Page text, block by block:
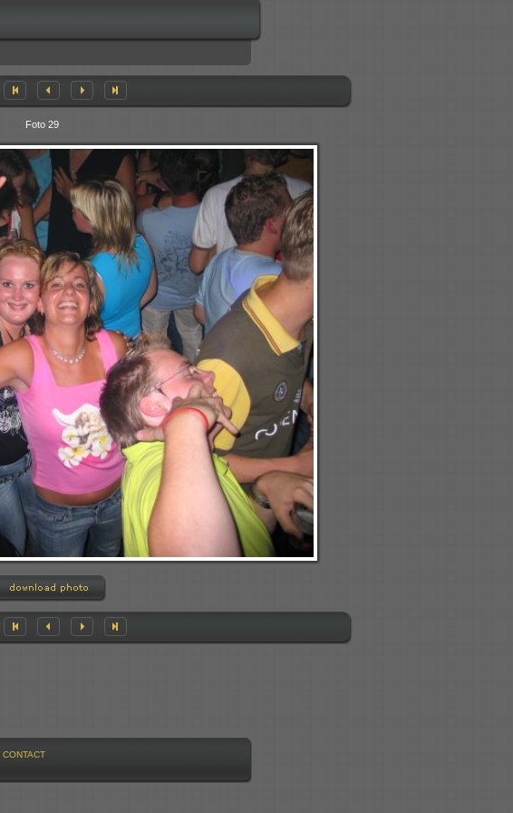
Foto 29
CONTACT